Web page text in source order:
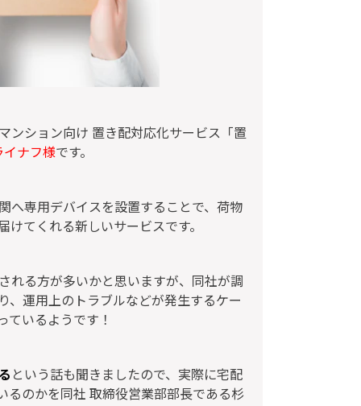
ンション向け 置き配対応化サービス「置
ナフ様です。
へ専用デバイスを設置することで、荷物
てくれる新しいサービスです。
れる方が多いかと思いますが、同社が調
、運用上のトラブルなどが発生するケー
いるようです！
という話も聞きましたので、実際に宅配
るのかを同社 取締役営業部部長である杉